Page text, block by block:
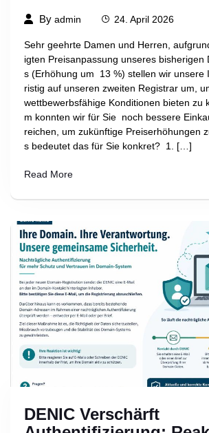
By admin 24. April 2026
Sehr geehrte Damen und Herren,
igten Preisanpassung unseres bisherigen
s (Erhöhung um 13 %) stellen wir unsere
ristig auf unseren zweiten Registrar um,
wettbewerbsfähige Konditionen bieten zu
m konnten wir für Sie noch bessere
reichen, um zukünftige Preiserhöhungen
s bedeutet das für Sie konkret? 1. […]
Read More
DENIC Verschärft